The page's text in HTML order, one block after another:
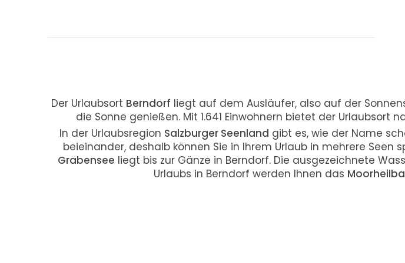
Der Urlaubsort Berndorf liegt auf dem Ausläufer, also auf der
die Sonne genießen. Mit 1.641 Einwohnern bietet der
In der Urlaubsregion Salzburger Seenland gibt es, wie der Name
beieinander, deshalb können Sie in Ihrem Urlaub in mehrere Seen
Grabensee liegt bis zur Gänze in Berndorf. Die ausgezeichnete
Urlaubs in Berndorf werden Ihnen das